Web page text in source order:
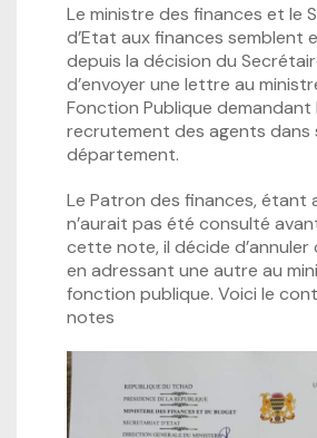
Le ministre des finances et le
d’Etat aux finances semblent
depuis la décision du
d’envoyer une lettre au
Fonction Publique demandant
recrutement des agents dans
département.
Le Patron des finances, étant
n’aurait pas été consulté
cette note, il décide
en adressant une autre au
fonction publique. Voici le
notes